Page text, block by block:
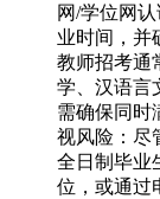
网/学位网
业时间，并
教师招考通
学、汉语言
需确保同时
视风险：尽
全日制毕业
位，或通过